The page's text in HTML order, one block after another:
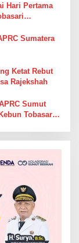
Hari Pertama
Sumatera
Ketat Rebut
Rajekshah
Sumut
Tobasari